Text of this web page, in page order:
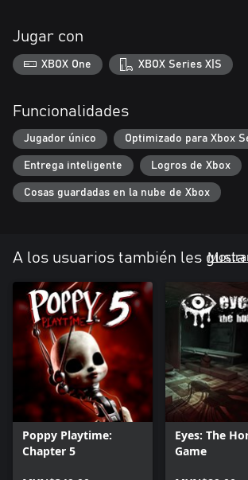
Jugar con
XBOX One XBOX Series X|S
Funcionalidades
Jugador único Optimizado para Xbox
Entrega inteligente Logros de Xbox
Cosas guardadas en la nube de Xbox
A los usuarios también les
Poppy Playtime:
Chapter 5
Eyes: The
Game